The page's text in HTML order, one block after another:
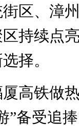
区、漳
持续点
择。
高铁做热
”备受追